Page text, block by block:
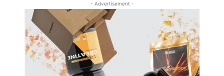
- Advertisement -